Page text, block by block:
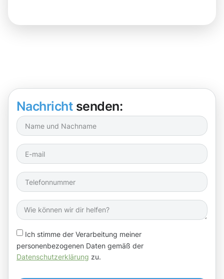
Nachricht senden:
Ich stimme der Verarbeitung meiner
personenbezogenen Daten gemäß der
Datenschutzerklärung zu.